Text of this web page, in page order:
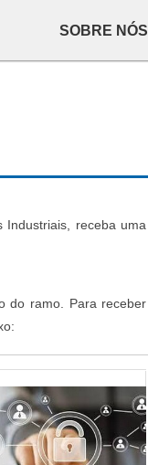
SOBRE NÓS
Industriais, receba uma
do ramo. Para receber